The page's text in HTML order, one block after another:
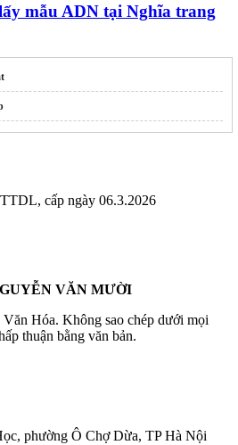
mẫu ADN tại Nghĩa trang
cấp ngày 06.3.2026
VĂN MƯỜI
Hóa. Không sao chép dưới mọi
thuận bằng văn bản.
phường Ô Chợ Dừa, TP Hà Nội